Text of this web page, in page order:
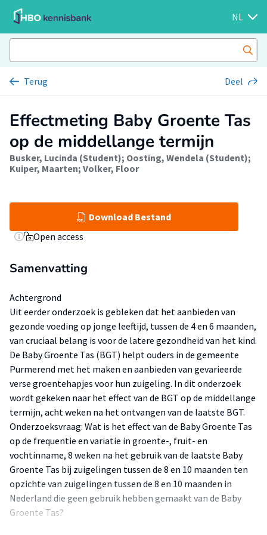
NL
Terug Deel
Effectmeting Baby Groente Tas
op de middellange termijn
Busker, Lucinda (Student); Oosting, Wendela (Student);
Kuiper, Maarten; Volker, Floor
Download Bestand
Open access
Samenvatting
Achtergrond
Uit eerder onderzoek is gebleken dat het aanbieden van
gezonde voeding op jonge leeftijd, tussen de 4 en 6 maanden,
van cruciaal belang is voor de latere gezondheid van het kind.
De Baby Groente Tas (BGT) helpt ouders in de gemeente
Purmerend met het maken en aanbieden van gevarieerde
verse groentehapjes voor hun zuigeling. In dit onderzoek
wordt gekeken naar het effect van de BGT op de middellange
termijn, acht weken na het ontvangen van de laatste BGT.
Onderzoeksvraag: Wat is het effect van de Baby Groente Tas
op de frequentie en variatie in groente-, fruit- en
vochtinname, 8 weken na het gebruik van de laatste Baby
Groente Tas bij zuigelingen tussen de 8 en 10 maanden ten
opzichte van zuigelingen tussen de 8 en 10 maanden in
Nederland die geen gebruik hebben gemaakt van de Baby
Groente Tas?